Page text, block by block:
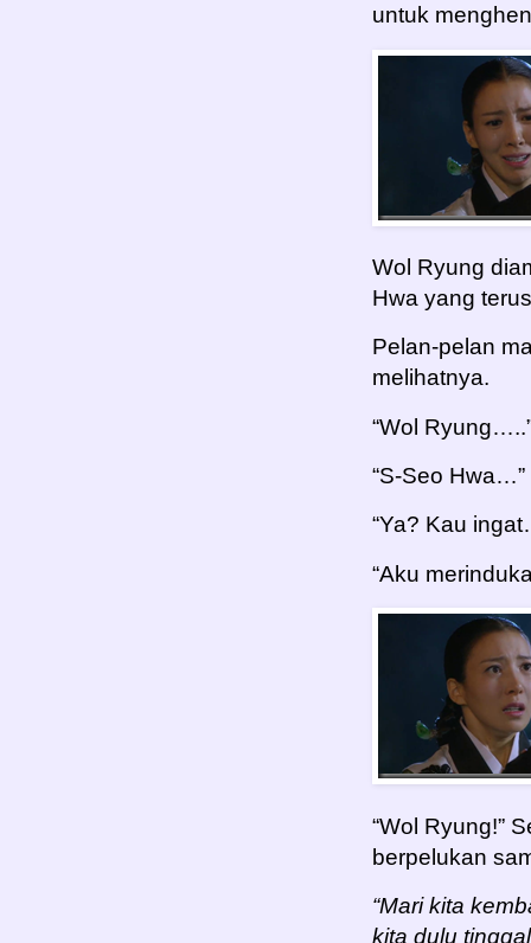
untuk
Wol Ryung
Hwa yang
Pelan-pelan
melihatnya.
“Wol
“S-Seo
“Ya? Kau
“Aku
“Wol Ryung!”
berpelukan
“Mari kita
kita dulu